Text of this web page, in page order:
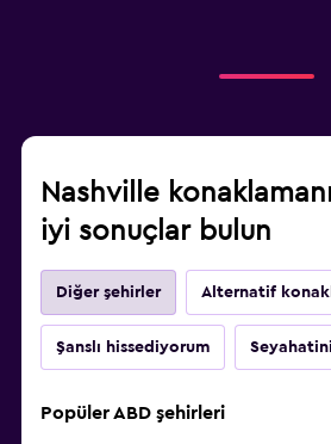
Nashville
iyi sonuçlar bulun
Diğer şehirler Alternatif
Şanslı hissediyorum
Popüler ABD şehirleri